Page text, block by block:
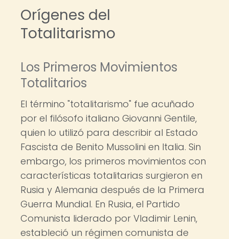
Orígenes del
Totalitarismo
Los Primeros Movimientos
Totalitarios
El término "totalitarismo" fue acuñado
por el filósofo italiano Giovanni Gentile,
quien lo utilizó para describir al Estado
Fascista de Benito Mussolini en Italia. Sin
embargo, los primeros movimientos con
características totalitarias surgieron en
Rusia y Alemania después de la Primera
Guerra Mundial. En Rusia, el Partido
Comunista liderado por Vladimir Lenin,
estableció un régimen comunista de